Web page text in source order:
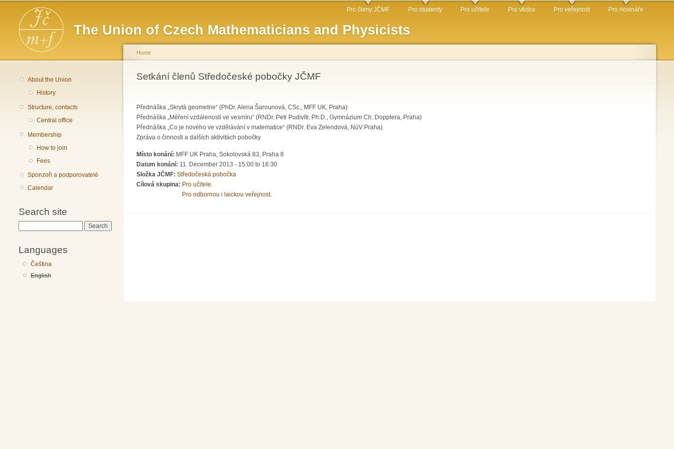
The Union of Czech Mathematicians and Physicists
Main menu Pro členy JČMF Pro studenty Pro učitele Pro vědce Pro veřejnost Pro novináře
About the Union
History
Structure, contacts
Central office
Membership
How to join
Fees
Sponzoři a podporovatelé
Calendar
Search site
Languages
Čeština
English
You are here
Home
Setkání členů Středočeské pobočky JČMF
Přednáška „Skrytá geometrie“ (PhDr. Alena Šarounová, CSc., MFF UK, Praha)
Přednáška „Měření vzdáleností ve vesmíru“ (RNDr. Petr Pudivítr, Ph.D., Gymnázium Ch. Dopplera, Praha)
Přednáška „Co je nového ve vzdělávání v matematice“ (RNDr. Eva Zelendová, NúV Praha)
Zpráva o činnosti a dalších aktivitách pobočky
Místo konání: MFF UK Praha, Sokolovská 83, Praha 8
Datum konání: 11. December 2013 - 15:00 to 16:30
Složka JČMF: Středočeská pobočka
Cílová skupina: Pro učitele.
Pro odbornou i laickou veřejnost.